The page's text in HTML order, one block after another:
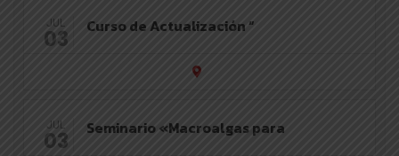
JUL
03 Curso de Actualización “
JUL
03 Seminario «Macroalgas para